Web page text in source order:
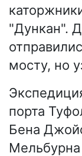
"Дункан".
мосту, но
порта
Бена